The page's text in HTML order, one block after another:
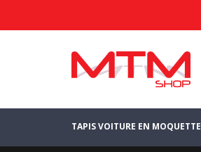
TAPIS VOITURE EN MOQUETTE